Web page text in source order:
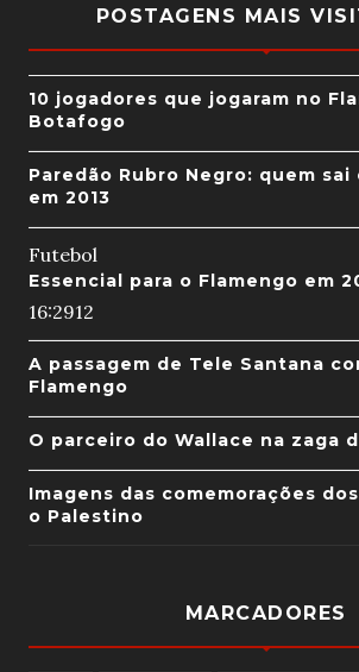
POSTAGENS MAIS
10 jogadores que jogaram no
Botafogo
Paredão Rubro Negro: quem
em 2013
Futebol
Essencial para o Flamengo em
16:2912
A passagem de Tele Santana
Flamengo
O parceiro do Wallace na zaga
Imagens das comemorações
o Palestino
MARCADORES